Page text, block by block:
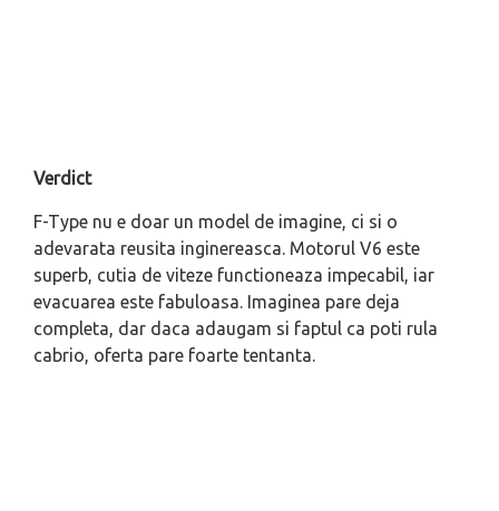
Verdict
F-Type nu e doar un model de imagine, ci si o
adevarata reusita inginereasca. Motorul V6 este
superb, cutia de viteze functioneaza impecabil, iar
evacuarea este fabuloasa. Imaginea pare deja
completa, dar daca adaugam si faptul ca poti rula
cabrio, oferta pare foarte tentanta.